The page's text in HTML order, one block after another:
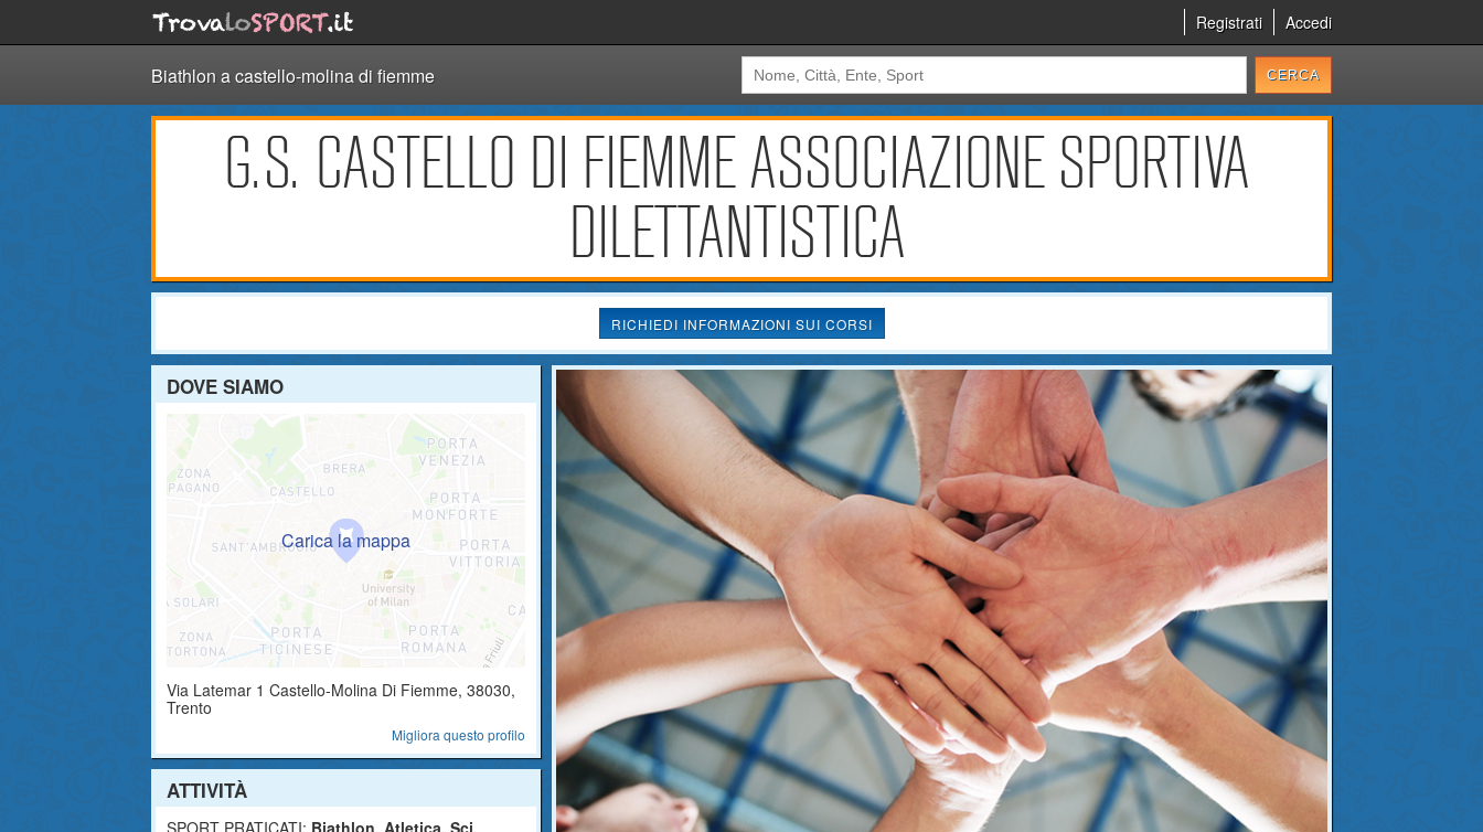
Registrati Accedi
Biathlon a castello-molina di fiemme
G.S. CASTELLO DI FIEMME ASSOCIAZIONE SPORTIVA
DILETTANTISTICA
RICHIEDI INFORMAZIONI SUI CORSI
DOVE SIAMO
Via Latemar 1 Castello-Molina Di Fiemme, 38030,
Trento
Migliora questo profilo
ATTIVITÀ
SPORT PRATICATI: Biathlon, Atletica, Sci,